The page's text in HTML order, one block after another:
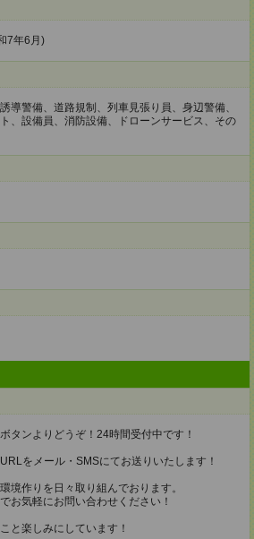
7年6月)
導警備、道路規制、列車見張り員、身辺警備、
、設備員、消防設備、ドローンサービス、その
タンよりどうぞ！24時間受付中です！
をメール・SMSにてお送りいたします！
境作りを日々取り組んでおります。
お気軽にお問い合わせください！
と楽しみにしています！